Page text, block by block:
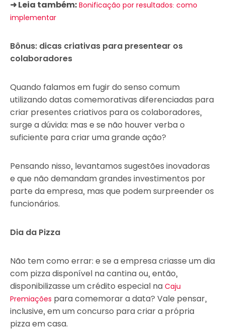
➜ Leia também: Bonificação por resultados: como
implementar
Bônus: dicas criativas para presentear os
colaboradores
Quando falamos em fugir do senso comum
utilizando datas comemorativas diferenciadas para
criar presentes criativos para os colaboradores,
surge a dúvida: mas e se não houver verba o
suficiente para criar uma grande ação?
Pensando nisso, levantamos sugestões inovadoras
e que não demandam grandes investimentos por
parte da empresa, mas que podem surpreender os
funcionários.
Dia da Pizza
Não tem como errar: e se a empresa criasse um dia
com pizza disponível na cantina ou, então,
disponibilizasse um crédito especial na Caju
Premiações para comemorar a data? Vale pensar,
inclusive, em um concurso para criar a própria
pizza em casa.